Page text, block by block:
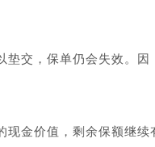
垫交，保单仍会失效。因
现金价值，剩余保额继续